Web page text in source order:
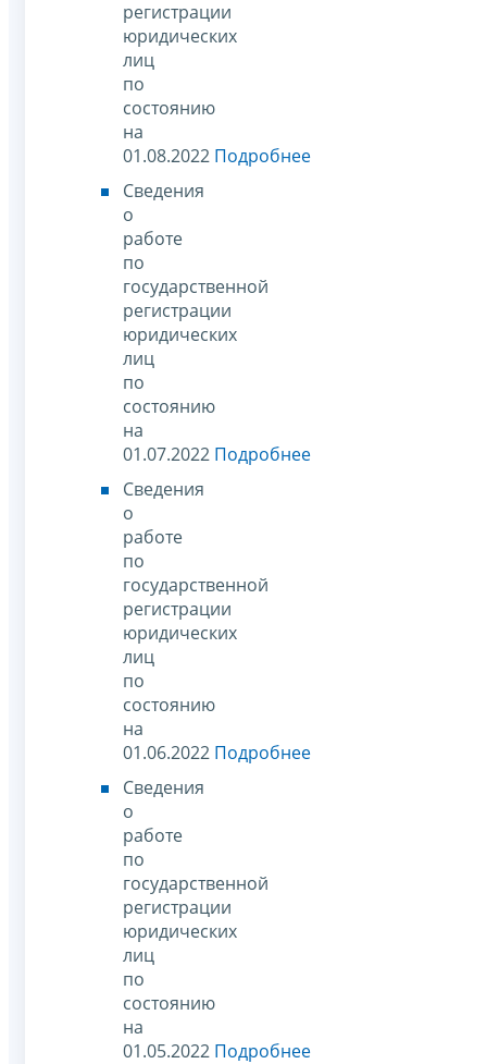
регистрации
юридических
лиц
по
состоянию
на
01.08.2022 Подробнее
Сведения
о
работе
по
государственной
регистрации
юридических
лиц
по
состоянию
на
01.07.2022 Подробнее
Сведения
о
работе
по
государственной
регистрации
юридических
лиц
по
состоянию
на
01.06.2022 Подробнее
Сведения
о
работе
по
государственной
регистрации
юридических
лиц
по
состоянию
на
01.05.2022 Подробнее